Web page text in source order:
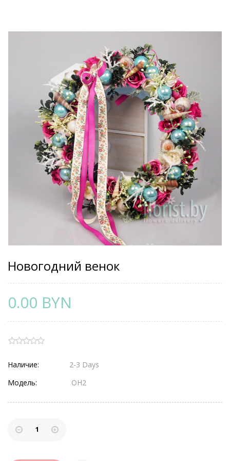
Новогодний венок
0.00 BYN
Наличие:
2-3 Days
Модель:
ОН2